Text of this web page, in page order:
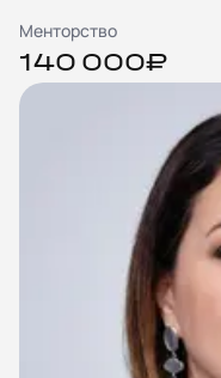
Менторство
140 000₽